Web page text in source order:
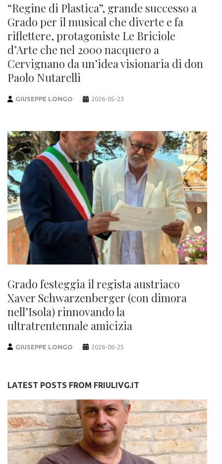
“Regine di Plastica”, grande successo a
Grado per il musical che diverte e fa
riflettere, protagoniste Le Briciole
d’Arte che nel 2000 nacquero a
Cervignano da un’idea visionaria di don
Paolo Nutarelli
GIUSEPPE LONGO 2026-05-23
Grado festeggia il regista austriaco
Xaver Schwarzenberger (con dimora
nell’Isola) rinnovando la
ultratrentennale amicizia
GIUSEPPE LONGO 2026-06-25
LATEST POSTS FROM FRIULIVG.IT